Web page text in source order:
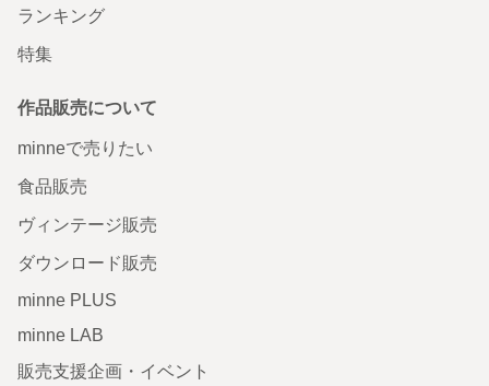
ランキング
特集
作品販売について
minneで売りたい
食品販売
ヴィンテージ販売
ダウンロード販売
minne PLUS
minne LAB
販売支援企画・イベント